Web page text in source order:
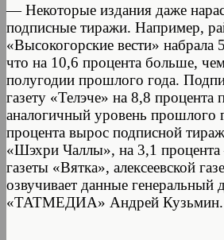
— Некоторые издания даже
подписные тиражи. Например,
«Высокогорские вести» набрала
что на 10,6 процента больше,
полугодии прошлого года.
газету «Телэче» на 8,8 процента
аналогичный уровень прошлого
процента вырос подписной
«Шэхри Чаллы», на 3,1
газеты «Вятка», алексеевской
озвучивает данные генеральный
«ТАТМЕДИА» Андрей Кузьмин.